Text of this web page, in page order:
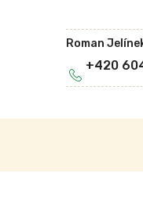
Roman
+420